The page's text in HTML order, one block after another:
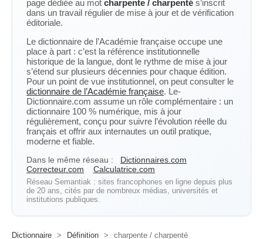
page dédiée au mot charpente / charpenté s’inscrit
dans un travail régulier de mise à jour et de vérification
éditoriale.
Le dictionnaire de l’Académie française occupe une
place à part : c’est la référence institutionnelle
historique de la langue, dont le rythme de mise à jour
s’étend sur plusieurs décennies pour chaque édition.
Pour un point de vue institutionnel, on peut consulter le
dictionnaire de l’Académie française. Le-
Dictionnaire.com assume un rôle complémentaire : un
dictionnaire 100 % numérique, mis à jour
régulièrement, conçu pour suivre l’évolution réelle du
français et offrir aux internautes un outil pratique,
moderne et fiable.
Dans le même réseau :
Dictionnaires.com
Correcteur.com
Calculatrice.com
Réseau Semantiak : sites francophones en ligne depuis plus
de 20 ans, cités par de nombreux médias, universités et
institutions publiques.
Dictionnaire > Définition > charpente / charpenté